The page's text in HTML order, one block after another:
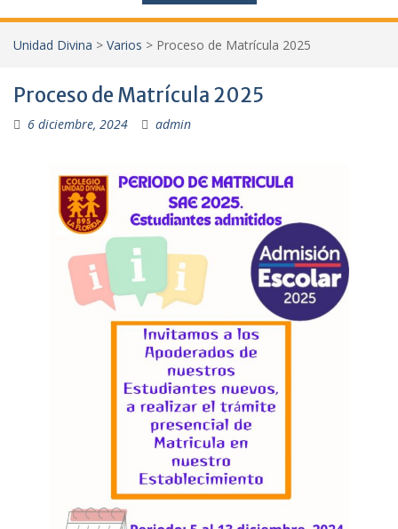
Unidad Divina > Varios > Proceso de Matrícula 2025
Proceso de Matrícula 2025
6 diciembre, 2024 admin